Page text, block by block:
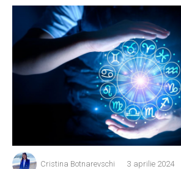
Cristina Botnarevschi 3 aprilie 2024